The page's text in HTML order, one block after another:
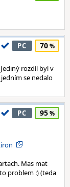
PC 70
rozdíl byl v
se nedalo
PC 95
Mas mat
problem :) (teda